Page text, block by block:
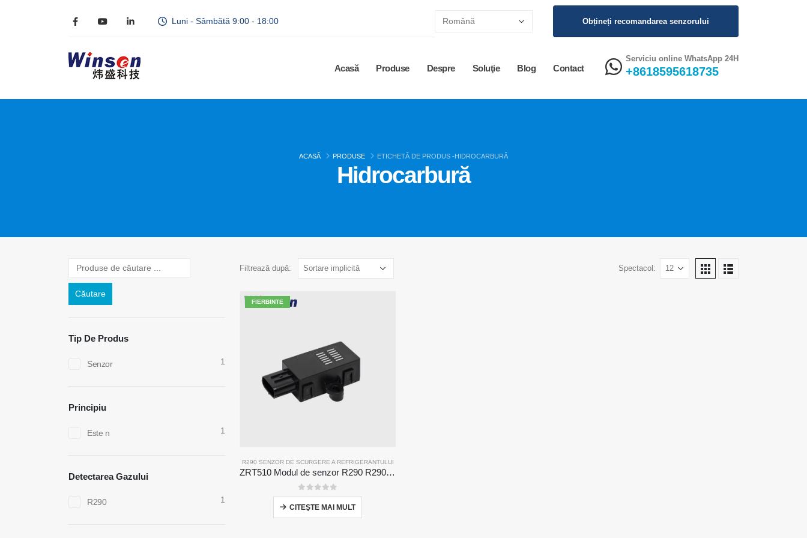
Luni - Sâmbătă 9:00 - 18:00 Obțineți recomandarea senzorului
Acasă Produse Despre Soluţie Blog Contact
Serviciu online WhatsApp 24H
+8618595618735
ACASĂ PRODUSE ETICHETĂ DE PRODUS -HIDROCARBURĂ
Hidrocarbură
Filtrează după: Spectacol:
FIERBINTE
R290 SENZOR DE SCURGERE A REFRIGERANTULUI
ZRT510 Modul de senzor R290 R290-senzor de refrigerare NDIR de înaltă performanță
0din 5
CITEŞTE MAI MULT
Căutare
Tip De Produs
Senzor 1
Principiu
Este n 1
Detectarea Gazului
R290 1